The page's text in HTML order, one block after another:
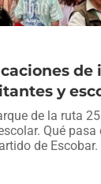
de
y
de la ruta
Qué
de Escobar.